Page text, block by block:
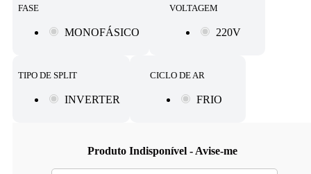
Produto Indisponível - Avise-me
FASE
MONOFÁSICO
VOLTAGEM
220V
TIPO DE SPLIT
INVERTER
CICLO DE AR
FRIO